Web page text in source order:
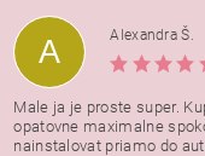
A
Alexandra Š.
Male ja je proste super.
opatovne maximalne
nainstalovat priamo do